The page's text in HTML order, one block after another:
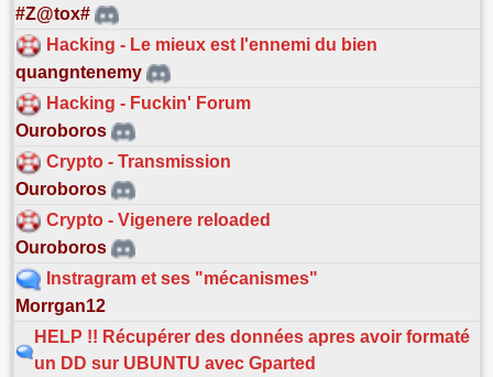
#Z@tox#
Hacking - Le mieux est l'ennemi du bien
quangntenemy
Hacking - Fuckin' Forum
Ouroboros
Crypto - Transmission
Ouroboros
Crypto - Vigenere reloaded
Ouroboros
Instragram et ses "mécanismes"
Morrgan12
HELP !! Récupérer des données apres avoir formaté
un DD sur UBUNTU avec Gparted